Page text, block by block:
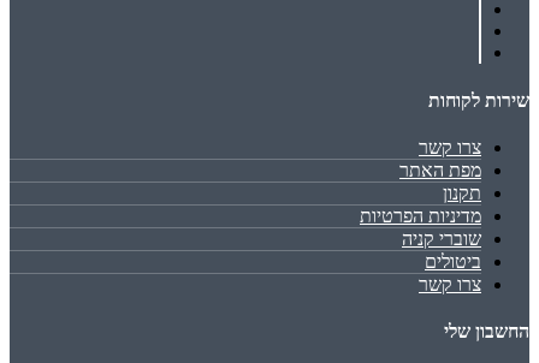
שירות לקוחות
צרו קשר
מפת האתר
תקנון
מדיניות הפרטיות
שוברי קניה
ביטולים
צרו קשר
החשבון שלי